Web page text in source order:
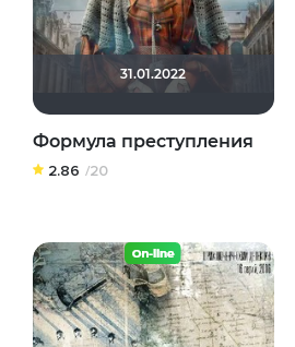
31.01.2022
Формула преступления
2.86 /20